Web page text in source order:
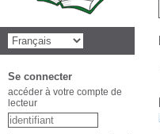
Se connecter
accéder à votre compte de
lecteur